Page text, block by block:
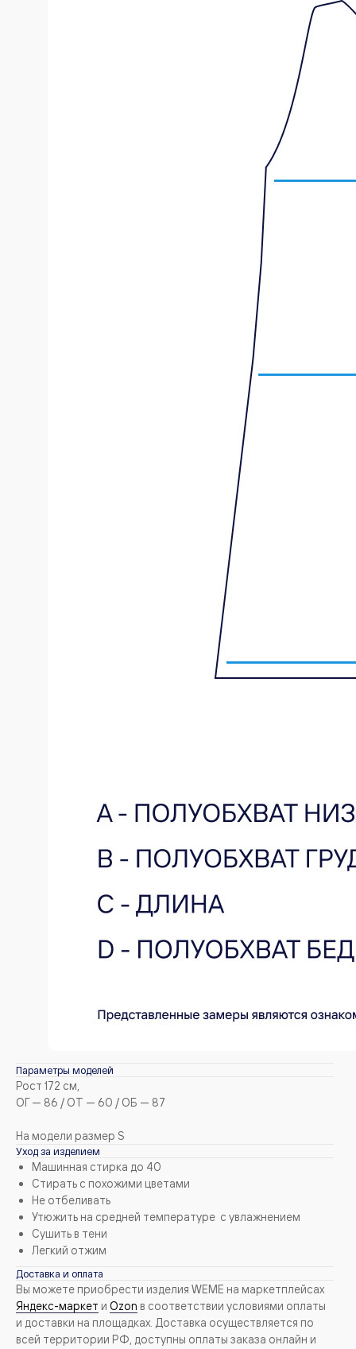
Параметры моделей
Рост 172 см,
ОГ — 86 / ОТ — 60 / ОБ — 87
На модели размер S
Уход за изделием
Машинная стирка до 40
Стирать с похожими цветами
Не отбеливать
Утюжить на средней температуре с увлажнением
Сушить в тени
Легкий отжим
Доставка и оплата
Вы можете приобрести изделия WEME на маркетплейсах
Яндекс-маркет и Оzon в соответствии условиями оплаты
и доставки на площадках. Доставка осуществляется по
всей территории РФ, доступны оплаты заказа онлайн и
Каталог
Женщинам
Мужчинам
Контакты
help@we-me.ru
+7 (982) 734-81-07
ЯНДЕКС.МАРКЕТ
Telegram
marketing@we-me.ru